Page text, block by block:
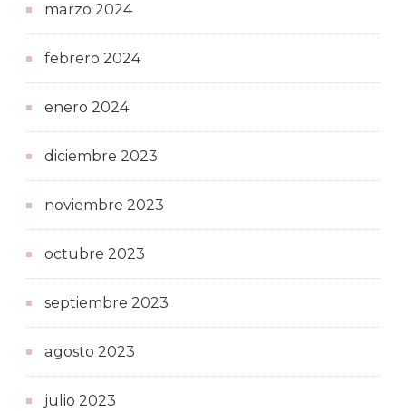
marzo 2024
febrero 2024
enero 2024
diciembre 2023
noviembre 2023
octubre 2023
septiembre 2023
agosto 2023
julio 2023